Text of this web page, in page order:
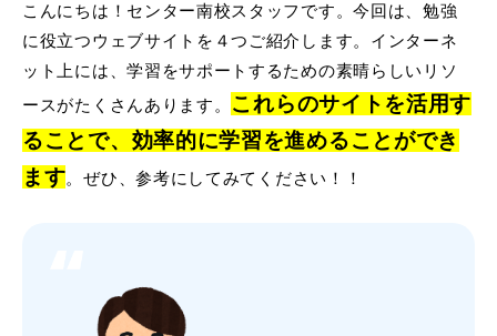
こんにちは！センター南校スタッフです。今回は、勉強
に役立つウェブサイトを４つご紹介します。インターネ
ット上には、学習をサポートするための素晴らしいリソ
ースがたくさんあります。 これらのサイトを活用す
ることで、効率的に学習を進めることができ
ます。ぜひ、参考にしてみてください！！